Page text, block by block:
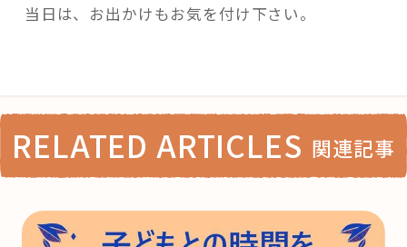
当日は、お出かけもお気を付け下さい。
RELATED ARTICLES 関連記事